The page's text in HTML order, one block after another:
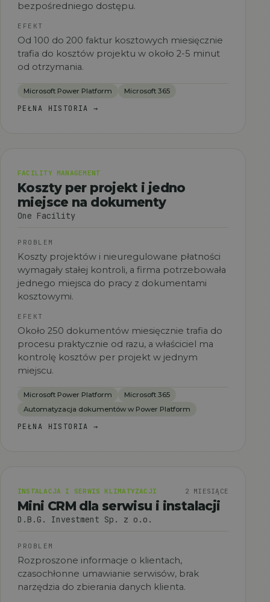
bezpośredniego dostępu.
EFEKT
Od 100 do 200 faktur kosztowych miesięcznie
trafia do kosztów projektu w około 2-5 minut
od otrzymania.
Microsoft Power Platform Microsoft 365
PEŁNA HISTORIA→
FACILITY MANAGEMENT
Koszty per projekt i jedno
miejsce na dokumenty
One Facility
PROBLEM
Koszty projektów i nieuregulowane płatności
wymagały stałej kontroli, a firma potrzebowała
jednego miejsca do pracy z dokumentami
kosztowymi.
EFEKT
Około 250 dokumentów miesięcznie trafia do
procesu praktycznie od razu, a właściciel ma
kontrolę kosztów per projekt w jednym
miejscu.
Microsoft Power Platform
Microsoft 365
Automatyzacja dokumentów w Power Platform
PEŁNA HISTORIA→
INSTALACJA I SERWIS KLIMATYZACJI 2 MIESIĄCE
Mini CRM dla serwisu i instalacji
D.B.G. Investment Sp. z o.o.
PROBLEM
Rozproszone informacje o klientach,
czasochłonne umawianie serwisów, brak
narzędzia do zbierania danych klienta.